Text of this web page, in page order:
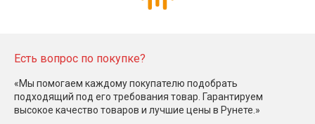
Есть вопрос по покупке?
«Мы помогаем каждому покупателю подобрать
подходящий под его требования товар. Гарантируем
высокое качество товаров и лучшие цены в Рунете.»